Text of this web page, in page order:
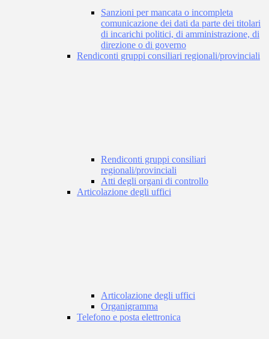
Sanzioni per mancata o incompleta
comunicazione dei dati da parte dei titolari
di incarichi politici, di amministrazione, di
direzione o di governo
Rendiconti gruppi consiliari regionali/provinciali
Rendiconti gruppi consiliari
regionali/provinciali
Atti degli organi di controllo
Articolazione degli uffici
Articolazione degli uffici
Organigramma
Telefono e posta elettronica